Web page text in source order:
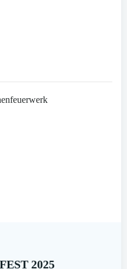
2025